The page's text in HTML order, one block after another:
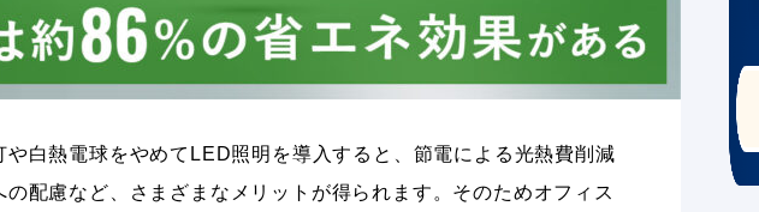
や白熱電球をやめてLED照明を導入すると、節電による光熱費削減
の配慮など、さまざまなメリットが得られます。そのためオフィス